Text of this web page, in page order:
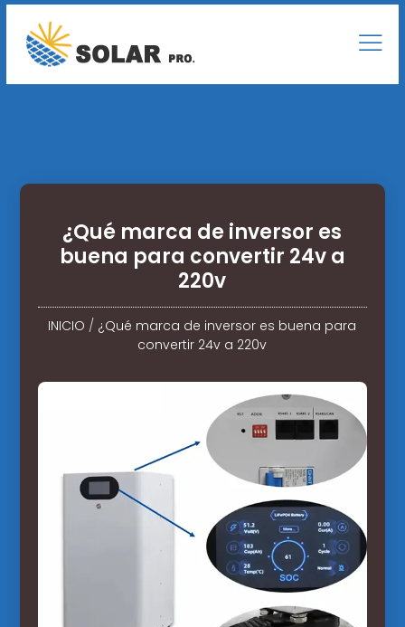
¿Qué marca de inversor es
buena para convertir 24v a
220v
INICIO / ¿Qué marca de inversor es buena para
convertir 24v a 220v